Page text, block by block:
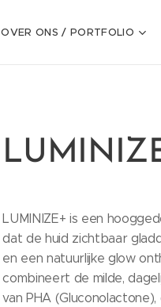
OVER ONS / PORTFOLIO
LUMINIZE+ is een
dat de huid zichtbaar
en een natuurlijke glow
combineert de milde,
van PHA